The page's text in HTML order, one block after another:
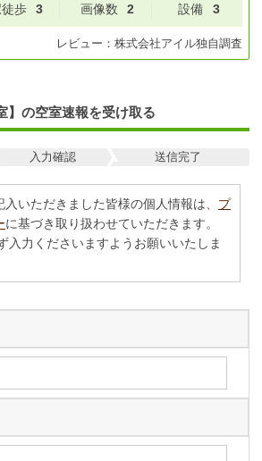
歩 3 画像数 2 設備 3
レビュー： 株式会社アイル独自調査
】の空室速報を受け取る
入力確認 送信完了
いただきました皆様の個人情報は、 プ
に基づき取り扱わせていただきます。
入力くださいますようお願いいたしま